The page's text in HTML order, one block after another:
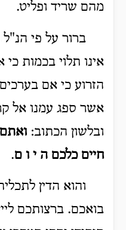
מהם שריד ופליט.
ברור על פי הנ"ל
אינו תלוי בכמות
הזרוע כי אם
אשר ספג עמנו אל
ובלשון הכתוב:
חיים כלכם ה י ו ם.
והוא הדין
בואכם. ברצותכם